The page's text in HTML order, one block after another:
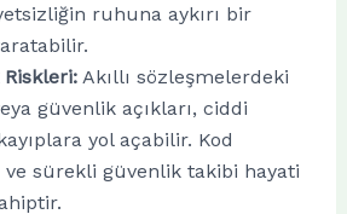
ruhuna aykırı bir
Akıllı sözleşmelerdeki
güvenlik açıkları, ciddi
yol açabilir. Kod
sürekli güvenlik takibi hayati